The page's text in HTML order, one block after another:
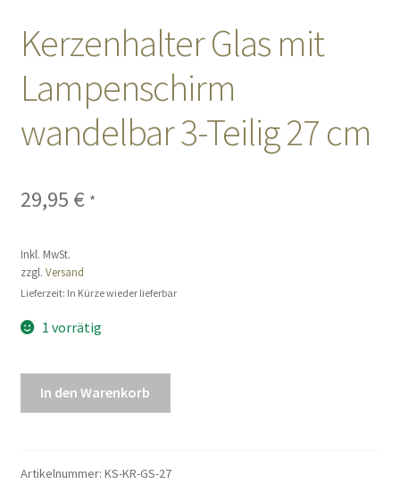
Sales
Vertrag widerrufen
Kerzenhalter Glas mit
Lampenschirm
wandelbar 3-Teilig 27 cm
29,95 € *
Inkl. MwSt.
zzgl. Versand
Lieferzeit: In Kürze wieder lieferbar
1 vorrätig
wandelbar
In den Warenkorb
Artikelnummer: KS-KR-GS-27